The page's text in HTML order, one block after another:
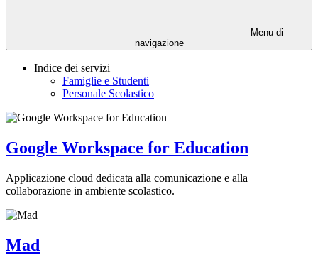
Menu di
navigazione
Indice dei servizi
Famiglie e Studenti
Personale Scolastico
Google Workspace for Education
Applicazione cloud dedicata alla comunicazione e alla
collaborazione in ambiente scolastico.
Mad